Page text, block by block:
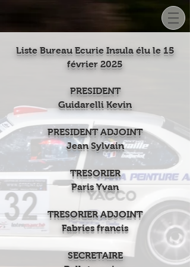
Liste Bureau Ecurie Insula élu le 15
février 2025
PRESIDENT
Guidarelli Kevin
PRESIDENT ADJOINT
Jean Sylvain
TRESORIER
Paris Yvan
TRESORIER ADJOINT
Fabries francis
SECRETAIRE